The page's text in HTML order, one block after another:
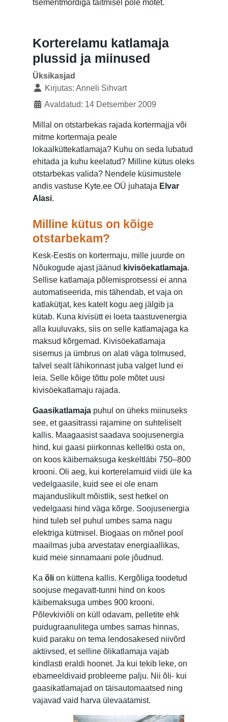
tsementmördiga täitmisel pole mõtet.
Korterelamu katlamaja
plussid ja miinused
Üksikasjad
Kirjutas: Anneli Sihvart
Avaldatud: 14 Detsember 2009
Millal on otstarbekas rajada kortermajja või
mitme kortermaja peale
lokaalküttekatlamaja? Kuhu on seda lubatud
ehitada ja kuhu keelatud? Milline kütus oleks
otstarbekas valida? Nendele küsimustele
andis vastuse Kyte.ee OÜ juhataja Elvar
Alasi.
Milline kütus on kõige
otstarbekam?
Kesk-Eestis on kortermaju, mille juurde on
Nõukogude ajast jäänud kivisöekatlamaja.
Sellise katlamaja põlemisprotsessi ei anna
automatiseerida, mis tähendab, et vaja on
katlakütjat, kes katelt kogu aeg jälgib ja
kütab. Kuna kivisütt ei loeta taastuvenergia
alla kuuluvaks, siis on selle katlamajaga ka
maksud kõrgemad. Kivisöekatlamaja
sisemus ja ümbrus on alati väga tolmused,
talvel sealt lähikonnast juba valget lund ei
leia. Selle kõige tõttu pole mõtet uusi
kivisöekatlamaju rajada.
Gaasikatlamaja puhul on üheks miinuseks
see, et gaasitrassi rajamine on suhteliselt
kallis. Maagaasist saadava soojusenergia
hind, kui gaasi piirkonnas kelleltki osta on,
on koos käibemaksuga keskeltläbi 750–800
krooni. Oli aeg, kui korterelamuid viidi üle ka
vedelgaasile, kuid see ei ole enam
majanduslikult mõistlik, sest hetkel on
vedelgaasi hind väga kõrge. Soojusenergia
hind tuleb sel puhul umbes sama nagu
elektriga kütmisel. Biogaas on mõnel pool
maailmas juba arvestatav energiaallikas,
kuid meie sinnamaani pole jõudnud.
Ka õli on küttena kallis. Kergõliga toodetud
soojuse megavatt-tunni hind on koos
käibemaksuga umbes 900 krooni.
Põlevkiviõli on küll odavam, pelletite ehk
puidugraanulitega umbes samas hinnas,
kuid paraku on tema lendosakesed niivõrd
aktiivsed, et selline õlikatlamaja vajab
kindlasti eraldi hoonet. Ja kui tekib leke, on
ebameeldivaid probleeme palju. Nii õli- kui
gaasikatlamajad on täisautomaatsed ning
vajavad vaid harva ülevaatamist.